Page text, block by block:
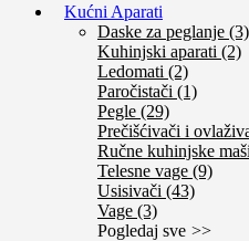
Kućni Aparati
Daske za peglanje (3)
Kuhinjski aparati (2)
Ledomati (2)
Paročistači (1)
Pegle (29)
Prečišćivači i
Ručne kuhinjske
Telesne vage (9)
Usisivači (43)
Vage (3)
Pogledaj sve